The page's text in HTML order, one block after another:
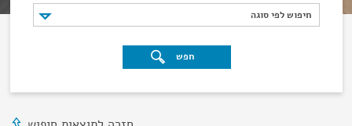
חיפוש לפי סוגה
חיפוש לפי סוגה
חפש